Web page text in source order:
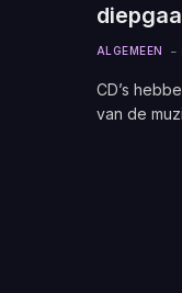
ALGEMEEN
CD’s
van de